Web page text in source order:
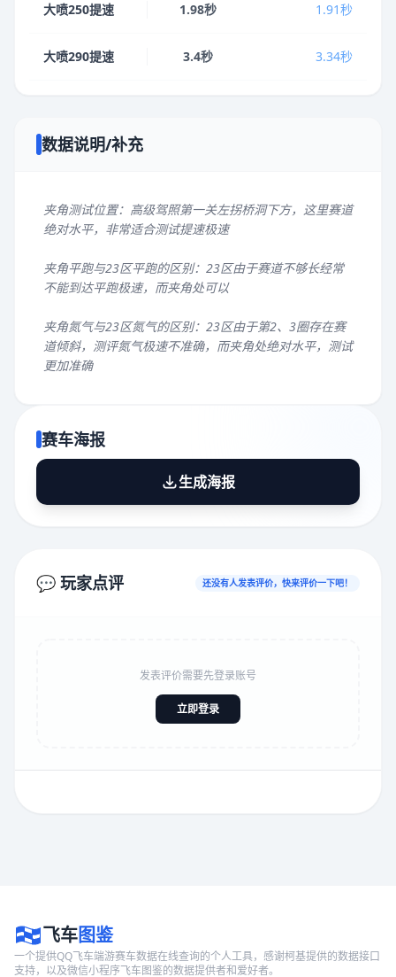
大喷250提速 1.98秒 1.91秒
大喷290提速 3.4秒 3.34秒
数据说明/补充
夹角测试位置：高级驾照第一关左拐桥洞下方，这里赛道
绝对水平，非常适合测试提速极速
夹角平跑与23区平跑的区别：23区由于赛道不够长经常
不能到达平跑极速，而夹角处可以
夹角氮气与23区氮气的区别：23区由于第2、3圈存在赛
道倾斜，测评氮气极速不准确，而夹角处绝对水平，测试
更加准确
赛车海报
生成海报
💬 玩家点评 还没有人发表评价，快来评价一下吧！
发表评价需要先登录账号
立即登录
飞车图鉴
一个提供QQ飞车端游赛车数据在线查询的个人工具，感谢柯基提供的数据接口
支持，以及微信小程序飞车图鉴的数据提供者和爱好者。